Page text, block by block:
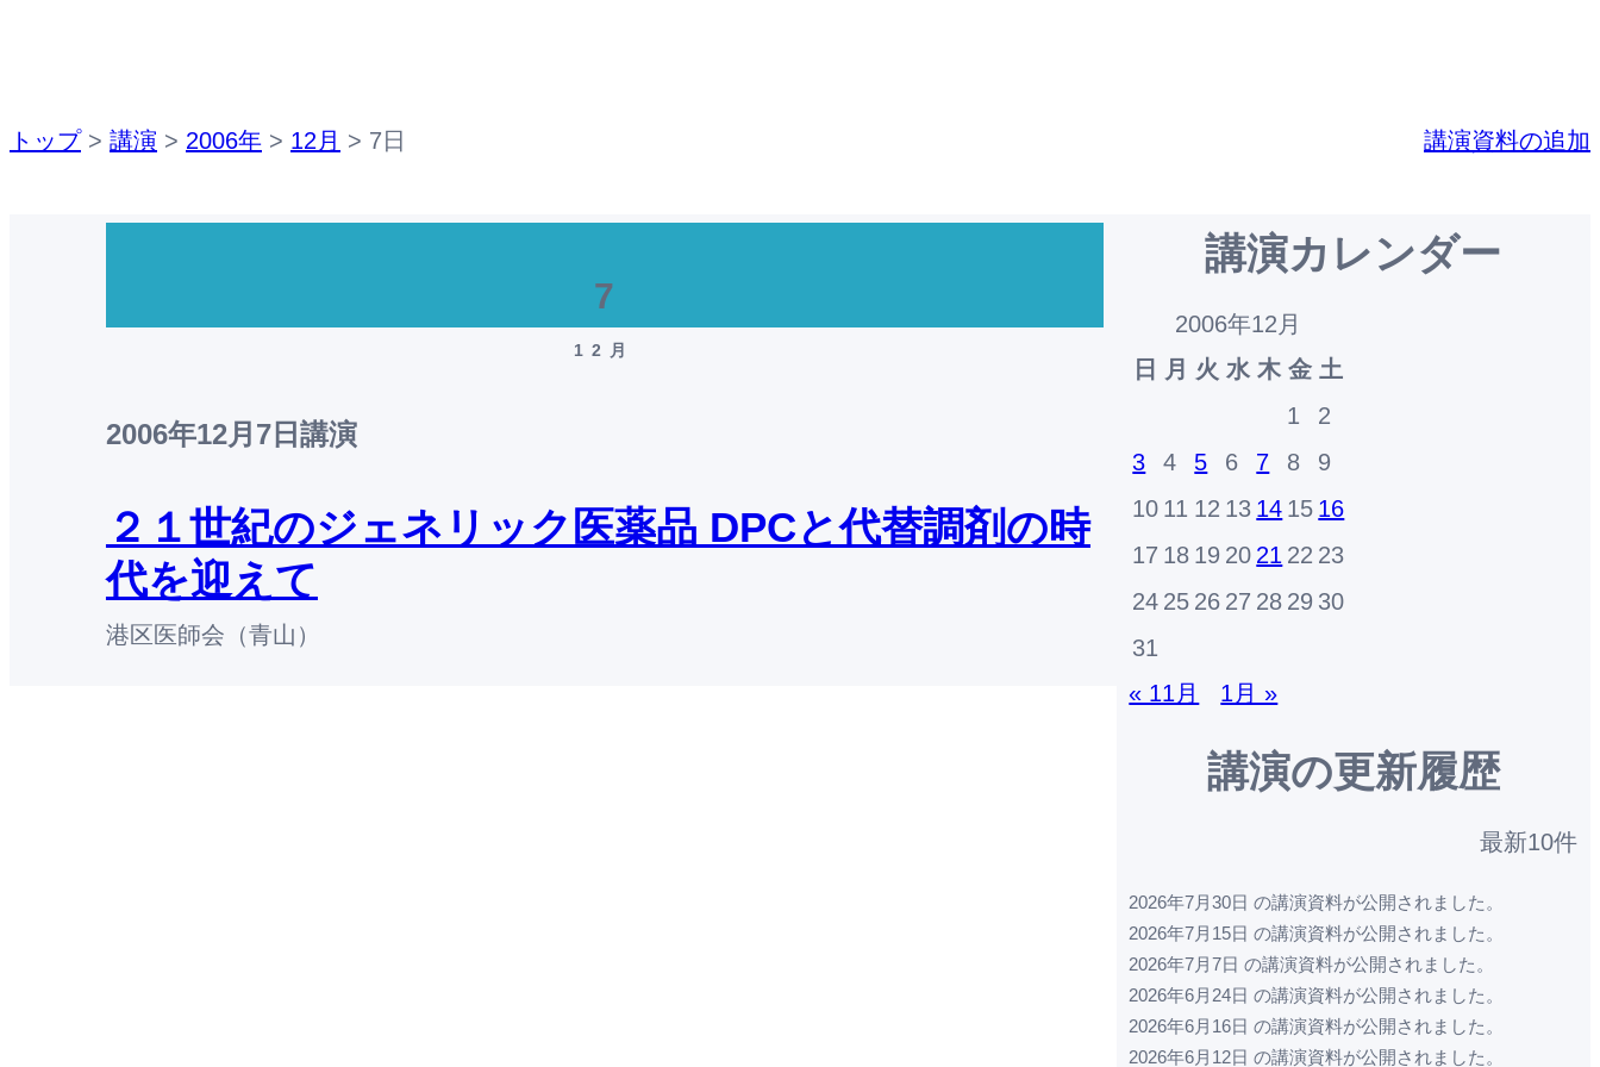
トップ> 講演 > 2006年 > 12月 > 7日 講演資料の追加
7
12月
2006年12月7日 講演
２１世紀のジェネリック医薬品 DPCと代替調剤の時
代を迎えて
港区医師会（青山）
講演カレンダー
2006年12月
日
月 火 水 木 金 土
1
2
3
4 5 6 7 8
9
10 11 12 13 14 15 16
17 18 19 20 21 22 23
24 25 26 27 28 29 30
31
« 11月
1月 »
講演の更新履歴
最新10件
2026年7月30日 の講演資料が公開されました。
2026年7月15日 の講演資料が公開されました。
2026年7月7日 の講演資料が公開されました。
2026年6月24日 の講演資料が公開されました。
2026年6月16日 の講演資料が公開されました。
2026年6月12日 の講演資料が公開されました。